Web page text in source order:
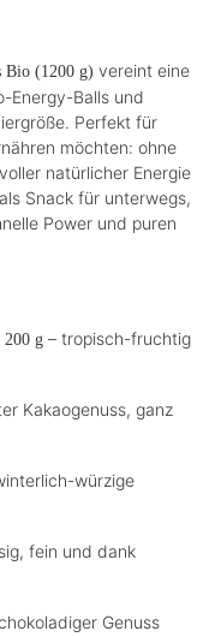
Bio (1200 g) vereint eine
Energy-Balls und
Perfekt für
möchten: ohne
natürlicher Energie
Snack für unterwegs,
Power und puren
200 g – tropisch-fruchtig
Kakaogenuss, ganz
würzige
fein und dank
Genuss